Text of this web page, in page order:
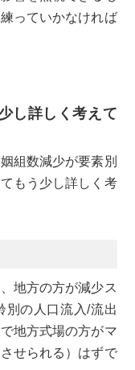
っていかなければ
し詳しく考えて
組数減少が要素別
もう少し詳しく考
地方の方が減少ス
別の人口流入/流出
地方式場の方がマ
せられる）はずで